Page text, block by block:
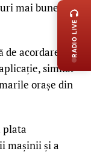
mai bune
acordarea
similar
orașe din
plata
mașinii și a
RADIO LIVE